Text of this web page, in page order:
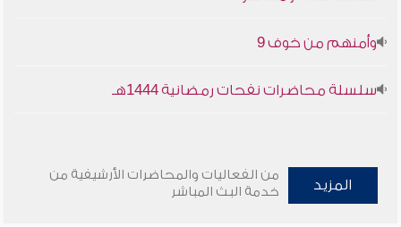
وأمنهم من خوف 9
سلسلة محاضرات نفحات رمضانية 1444هـ
المزيد
من الفعاليات والمحاضرات الأرشيفية من
خدمة البث المباشر